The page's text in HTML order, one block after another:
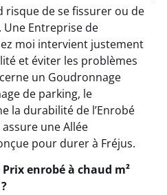
risque de se fissurer ou de
Une Entreprise de
moi intervient justement
et éviter les problèmes
un Goudronnage
de parking, le
la durabilité de l’Enrobé
une Allée
pour durer à Fréjus.
enrobé à chaud m²